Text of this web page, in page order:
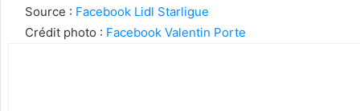
Source : Facebook Lidl Starligue
Crédit photo : Facebook Valentin Porte